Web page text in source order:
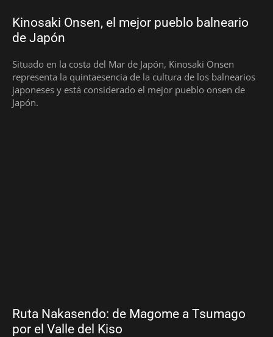
Kinosaki Onsen, el mejor pueblo balneario
de Japón
Situado en la costa del Mar de Japón, Kinosaki Onsen
representa la quintaesencia de la cultura de los balnearios
japoneses y está considerado el mejor pueblo onsen de
Japón.
Ruta Nakasendo: de Magome a Tsumago
por el Valle del Kiso